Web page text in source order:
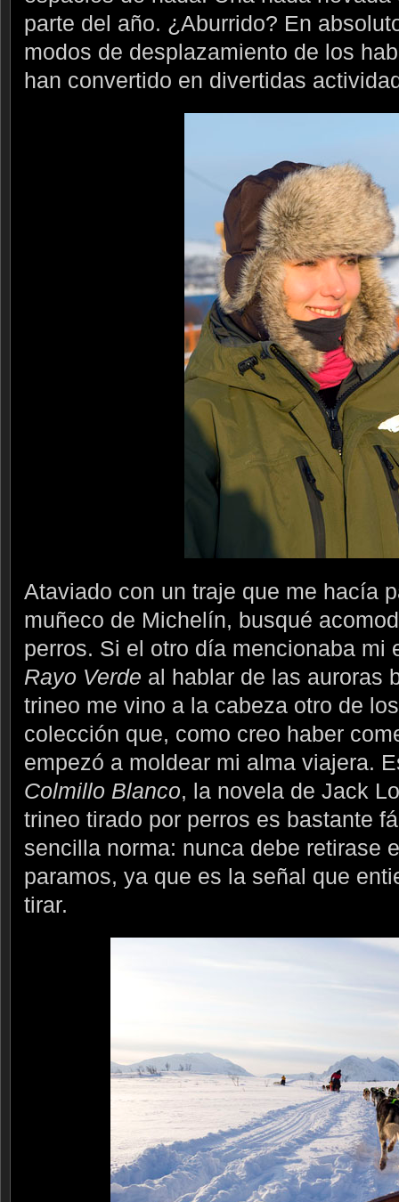
parte del año. ¿Aburrido? En
modos de desplazamiento de los
han convertido en divertidas
Ataviado con un traje que me hacía
muñeco de Michelín, busqué
perros. Si el otro día mencionaba mi
Rayo Verde al hablar de las auroras
trineo me vino a la cabeza otro de
colección que, como creo haber
empezó a moldear mi alma viajera.
Colmillo Blanco, la novela de Jack
trineo tirado por perros es bastante
sencilla norma: nunca debe retirase
paramos, ya que es la señal que
tirar.